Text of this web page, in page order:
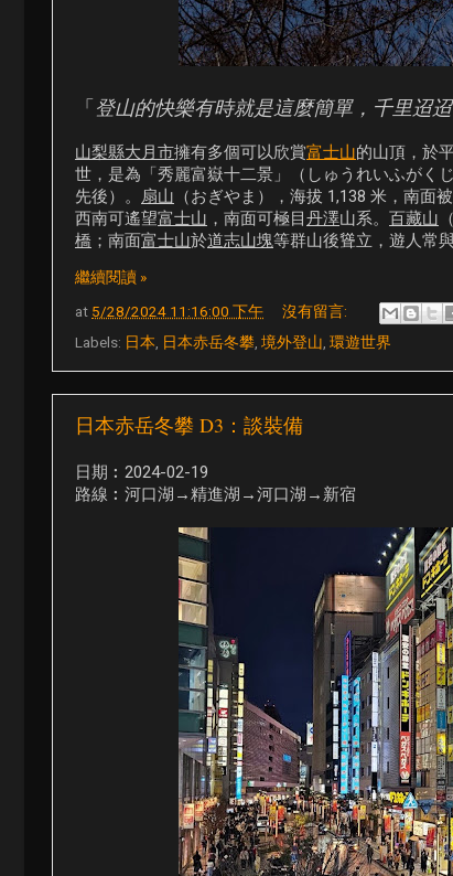
「登山的快樂有時就是這麼簡單，千里迢
山梨縣大月市擁有多個可以欣賞富士山的山頂，於
世，是為「秀麗富嶽十二景」（しゅうれいふがく
先後）。 扇山 （おぎやま），海拔 1,138 米，南面
西南可遙望富士山 ，南面可極目丹澤山系。 百藏山
橋 ；南面富士山於道志山塊等群山後聳立，遊人常
繼續閱讀 »
at 5/28/2024 11:16:00 下午
沒有留言:
Labels: 日本 日本赤岳冬攀 境外登山 環遊世界
日本赤岳冬攀 D3：談裝備
日期︰2024-02-19
路線︰河口湖→精進湖→河口湖→新宿